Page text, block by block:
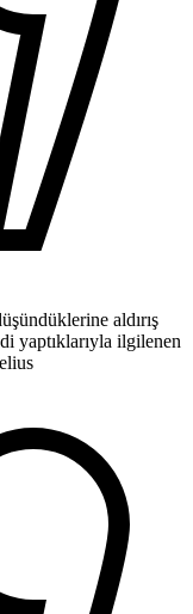
aldırış
yaptıklarıyla ilgilenen